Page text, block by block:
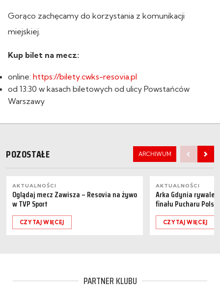
Gorąco zachęcamy do korzystania z komunikacji
miejskiej.
Kup bilet na mecz:
online: https://bilety.cwks-resovia.pl
od 13:30 w kasach biletowych od ulicy Powstańców
Warszawy
POZOSTAŁE ARCHIWUM
AKTUALNOŚCI
Oglądaj mecz Zawisza – Resovia na żywo
w TVP Sport
CZYTAJ WIĘCEJ
AKTUALNOŚCI
Arka Gdynia
finału Pucharu Polski
CZYTAJ WIĘCEJ
PARTNER KLUBU